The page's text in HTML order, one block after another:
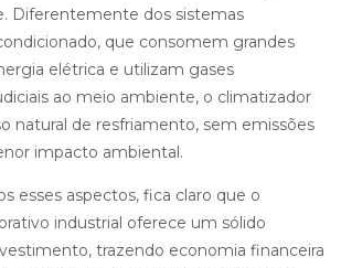
Diferentemente dos sistemas
que consomem grandes
elétrica e utilizam gases
ao meio ambiente, o climatizador
natural de resfriamento, sem emissões
impacto ambiental.
esses aspectos, fica claro que o
industrial oferece um sólido
trazendo economia financeira